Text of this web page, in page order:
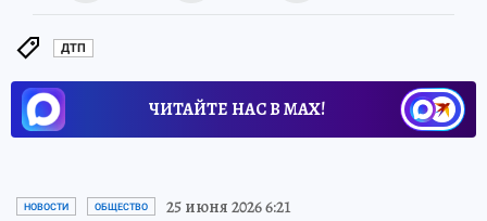
ДТП
ЧИТАЙТЕ НАС В МАХ!
НОВОСТИ ОБЩЕСТВО 25 июня 2026 6:21